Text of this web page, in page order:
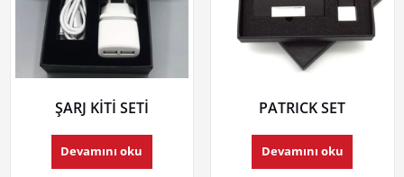
ŞARJ KİTİ SETİ
Devamını oku
PATRICK SET
Devamını oku